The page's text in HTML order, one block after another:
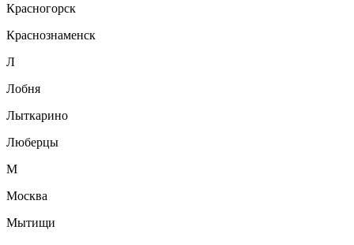
Красногорск
Краснознаменск
Л
Лобня
Лыткарино
Люберцы
М
Москва
Мытищи